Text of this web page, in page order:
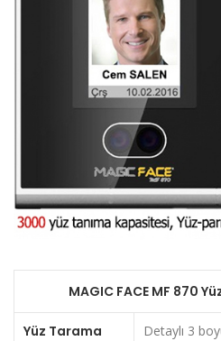
MAGIC FACE MF 870
Yüz Tarama Detaylı 3